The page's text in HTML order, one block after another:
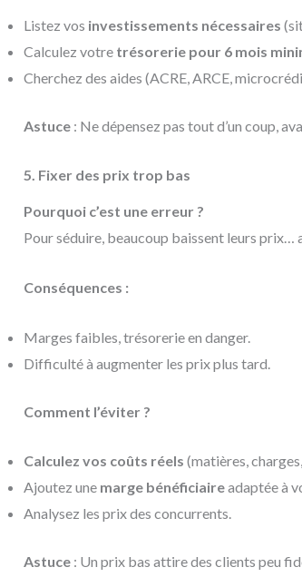
Listez vos investissements nécessaires
Calculez votre trésorerie pour 6 mois
Cherchez des aides (ACRE, ARCE,
Astuce: Ne dépensez pas tout d’un coup,
5. Fixer des prix trop bas
Pourquoi c’est une erreur ?
Pour séduire, beaucoup baissent leurs prix…
Conséquences :
Marges faibles, trésorerie en danger.
Difficulté à augmenter les prix plus tard.
Comment l’éviter ?
Calculez vos coûts réels (matières,
Ajoutez une marge bénéficiaireadaptée à
Analysez les prix des concurrents.
Astuce: Un prix bas attire des clients peu